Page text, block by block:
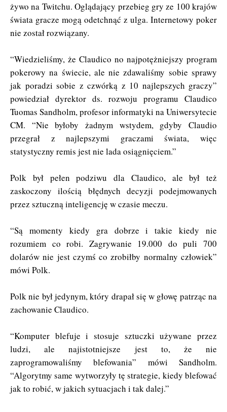
żywo na Twitchu. Oglądający przebieg gry ze 100 krajów
świata gracze mogą odetchnąć z ulga. Internetowy poker
nie został rozwiązany.
“Wiedzieliśmy, że Claudico no najpotężniejszy program
pokerowy na świecie, ale nie zdawaliśmy sobie sprawy
jak poradzi sobie z czwórką z 10 najlepszych graczy”
powiedział dyrektor ds. rozwoju programu Claudico
Tuomas Sandholm, profesor informatyki na Uniwersytecie
CM. “Nie byłoby żadnym wstydem, gdyby Claudio
przegrał z najlepszymi graczami świata, więc
statystyczny remis jest nie lada osiągnięciem.”
Polk był pełen podziwu dla Claudico, ale był też
zaskoczony ilością błędnych decyzji podejmowanych
przez sztuczną inteligencję w czasie meczu.
“Są momenty kiedy gra dobrze i takie kiedy nie
rozumiem co robi. Zagrywanie 19.000 do puli 700
dolarów nie jest czymś co zrobiłby normalny człowiek”
mówi Polk.
Polk nie był jedynym, który drapał się w głowę patrząc na
zachowanie Claudico.
“Komputer blefuje i stosuje sztuczki używane przez
ludzi, ale najistotniejsze jest to, że nie
zaprogramowaliśmy blefowania” mówi Sandholm.
“Algorytmy same wytworzyły tę strategie, kiedy blefować
jak to robić, w jakich sytuacjach i tak dalej.”